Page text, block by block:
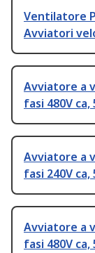
Ventilatore
Avviatori
Avviatore a
fasi 480V ca,
Avviatore a
fasi 240V ca,
Avviatore a
fasi 480V ca,